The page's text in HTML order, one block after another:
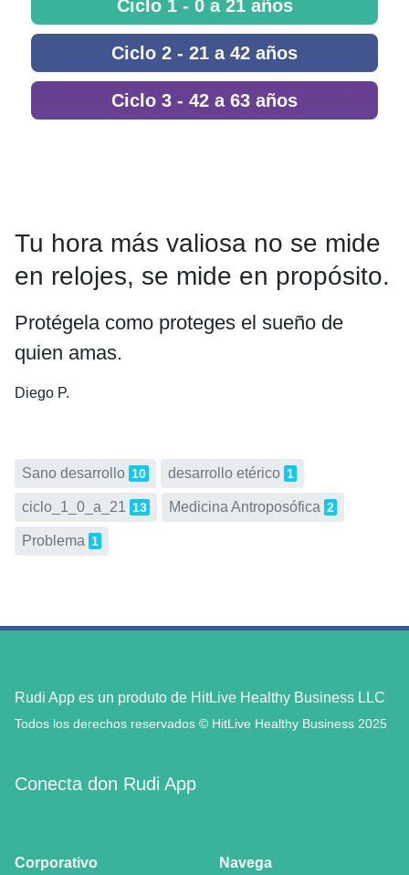
Ciclo 1 - 0 a 21 años
Ciclo 2 - 21 a 42 años
Ciclo 3 - 42 a 63 años
Tu hora más valiosa no se mide
en relojes, se mide en propósito.
Protégela como proteges el sueño de
quien amas.
Diego P.
Sano desarrollo 10 desarrollo etérico 1
ciclo_1_0_a_21 13 Medicina Antroposófica 2
Problema 1
Rudi App es un produto de HitLive Healthy Business LLC
Todos los derechos reservados © HitLive Healthy Business 2025
Conecta don Rudi App
Corporativo Navega